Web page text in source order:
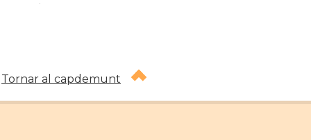
Tornar al capdemunt